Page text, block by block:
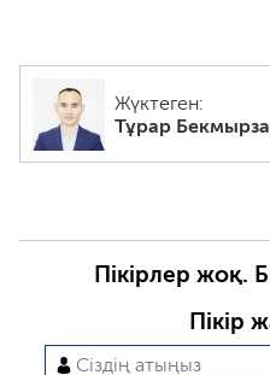
Жүктеген:
Тұрар
Пікірлер жоқ.
Пікір